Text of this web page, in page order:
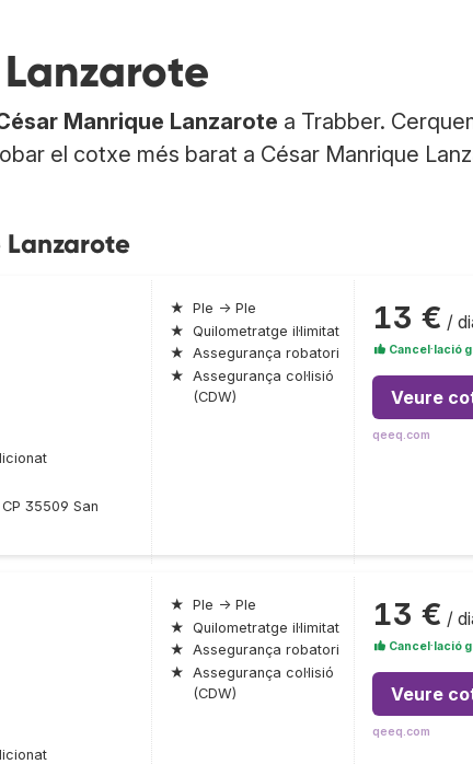
Manrique Lanzarote a Trabber.
el cotxe més barat a César Manrique
35509 San
★ Ple → Ple
★ Quilometratge il·limitat
★ Assegurança robatori
★ Assegurança col·lisió
(CDW)
13 € /
Cancel·lació
Veure
qeeq.com
★ Ple → Ple
★ Quilometratge il·limitat
★ Assegurança robatori
★ Assegurança col·lisió
(CDW)
13 € /
Cancel·lació
Veure
qeeq.com